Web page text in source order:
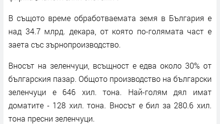
В същото време обработваемата земя в България е
над 34.7 млрд. декара, от която по-голямата част е
заета със зърнопроизводство.
Вносът на зеленчуци, всъщност е едва около 30% от
българския пазар. Общото производство на български
зеленчуци е 646 хил. тона. Най-голям дял имат
доматите - 128 хил. тона. Вносът е бил за 280.6 хил.
тона пресни зеленчуци.